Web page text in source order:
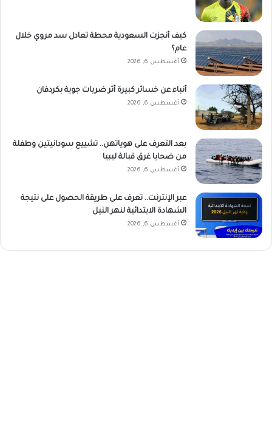
كيف أنجزت السعودية محطة تعادل سد مروي خلال
عام؟
أغسطس 6, 2026
أنباء عن خسائر كبيرة أثر ضربات جوية بكردفان
أغسطس 6, 2026
بعد التعرف على هوياتهن.. تشييع سودانيتين وطفلة
من ضحايا غرق قبالة ليبيا
أغسطس 6, 2026
عبر الإنترنت.. تعرف على طريقة الحصول على نتيجة
الشهادة الابتدائية لنهر النيل
أغسطس 6, 2026